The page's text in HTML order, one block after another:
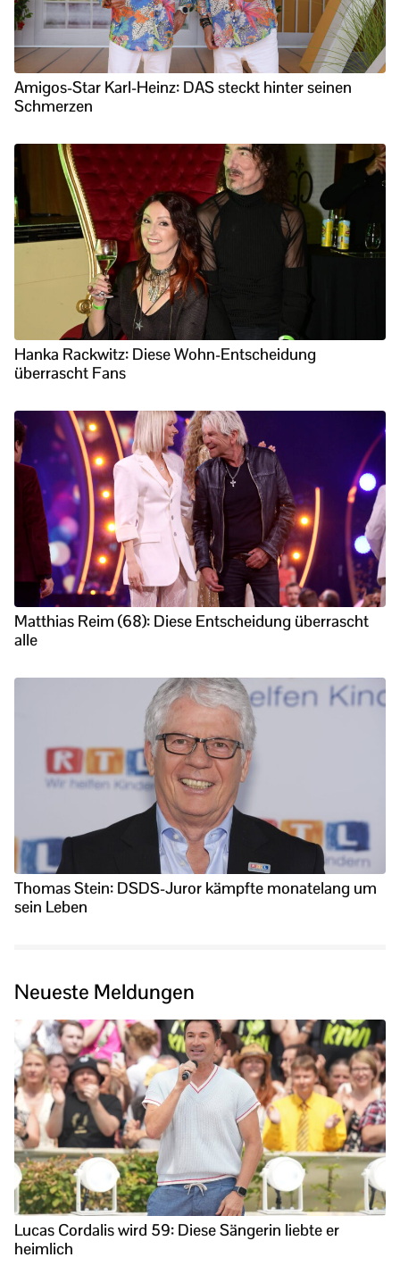
Amigos-Star Karl-Heinz: DAS steckt hinter seinen
Schmerzen
Hanka Rackwitz: Diese Wohn-Entscheidung
überrascht Fans
Matthias Reim (68): Diese Entscheidung überrascht
alle
Thomas Stein: DSDS-Juror kämpfte monatelang um
sein Leben
Neueste Meldungen
Lucas Cordalis wird 59: Diese Sängerin liebte er
heimlich